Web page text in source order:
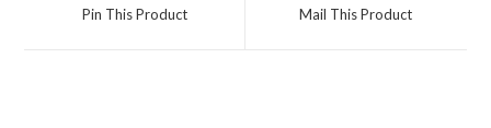
Pin This Product Mail This Product